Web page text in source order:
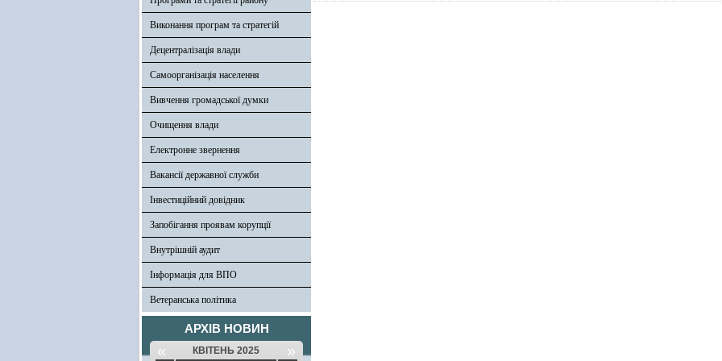
Виконання програм та стратегій
Децентралізація влади
Самоорганізація населення
Вивчення громадської думки
Очищення влади
Електронне звернення
Вакансії державної служби
Інвестиційний довідник
Запобігання проявам корупції
Внутрішній аудит
Інформація для ВПО
Ветеранська політика
АРХІВ НОВИН
« КВІТЕНЬ 2025 »